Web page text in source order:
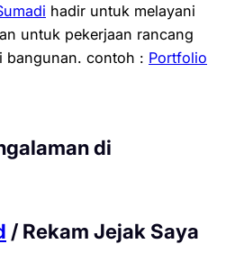
hadir untuk melayani
untuk pekerjaan rancang
bangunan. contoh : Portfolio
di
/ Rekam Jejak Saya